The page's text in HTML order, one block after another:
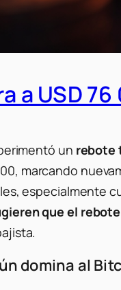
a USD
un rebote
marcando
especialmente
que el
domina al